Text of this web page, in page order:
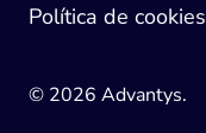
Política de cookies
© 2026 Advantys.